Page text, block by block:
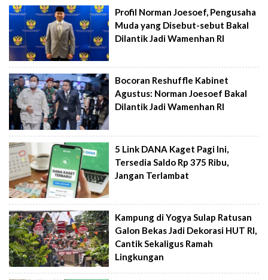
Profil Norman Joesoef, Pengusaha
Muda yang Disebut-sebut Bakal
Dilantik Jadi Wamenhan RI
Bocoran Reshuffle Kabinet
Agustus: Norman Joesoef Bakal
Dilantik Jadi Wamenhan RI
5 Link DANA Kaget Pagi Ini,
Tersedia Saldo Rp 375 Ribu,
Jangan Terlambat
Kampung di Yogya Sulap Ratusan
Galon Bekas Jadi Dekorasi HUT RI,
Cantik Sekaligus Ramah
Lingkungan